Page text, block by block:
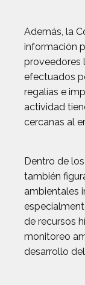
Además, la
información
proveedores
efectuados
regalías e
actividad
cercanas al
Dentro de
también
ambientales
de recursos
monitoreo
desarrollo